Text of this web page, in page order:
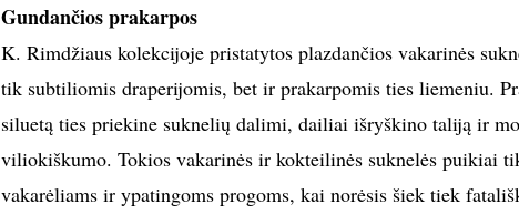
Gundančios prakarpos
K. Rimdžiaus kolekcijoje pristatytos plazdančios vakarinės
tik subtiliomis draperijomis, bet ir prakarpomis ties liemeniu.
siluetą ties priekine suknelių dalimi, dailiai išryškino taliją ir
viliokiškumo. Tokios vakarinės ir kokteilinės suknelės puikiai
vakarėliams ir ypatingoms progoms, kai norėsis šiek tiek